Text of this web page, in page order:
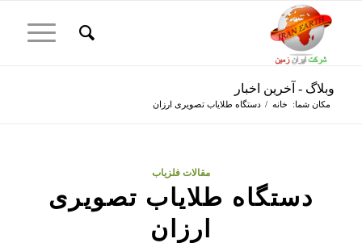
وبلاگ - آخرین اخبار
مکان شما: خانه / دستگاه طلایاب تصویری ارزان
مقالات فلزیاب
دستگاه طلایاب تصویری
ارزان